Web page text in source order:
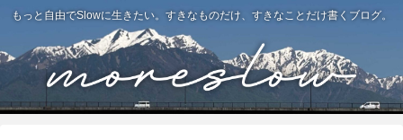
もっと自由でSlowに生きたい。すきなものだけ、すきなことだけ書くブログ。